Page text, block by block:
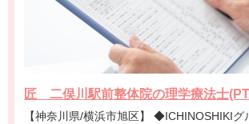
匠 二俣川駅前整体院の理学療法士
【神奈川県/横浜市旭区】 ◆ICHINOSHIKIグループ◆年収